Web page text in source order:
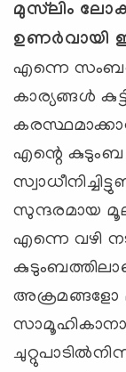
മുസ്‌ലിം
ഉണര്‍വായി
എന്നെ
കാര്യങ്ങള്‍
എന്റെ കുടുംബ
സുന്ദരമായ
എന്നെ വഴി
അക്രമങ്ങളോ